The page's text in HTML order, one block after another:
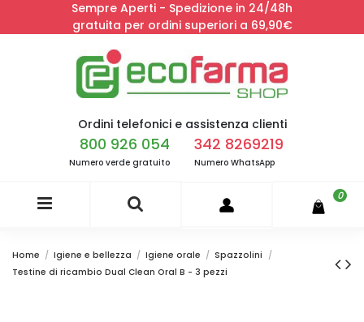
Sempre Aperti - Spedizione in 24/48h
gratuita per ordini superiori a 69,90€
Ordini telefonici e assistenza clienti
800 926 054
Numero verde gratuito
342 8269219
Numero WhatsApp
0
Home Igiene e bellezza Igiene orale
Spazzolini
Testine di ricambio Dual Clean Oral B - 3 pezzi